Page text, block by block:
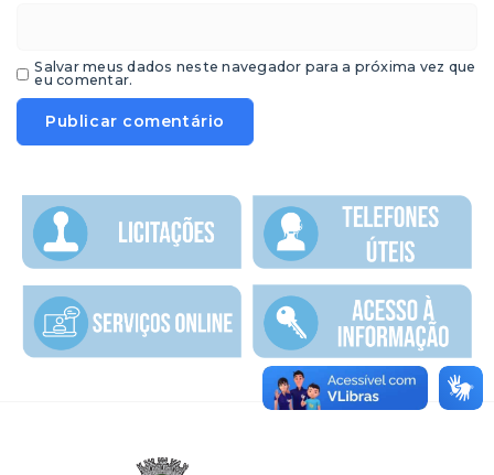
Salvar meus dados neste navegador para a próxima vez que
eu comentar.